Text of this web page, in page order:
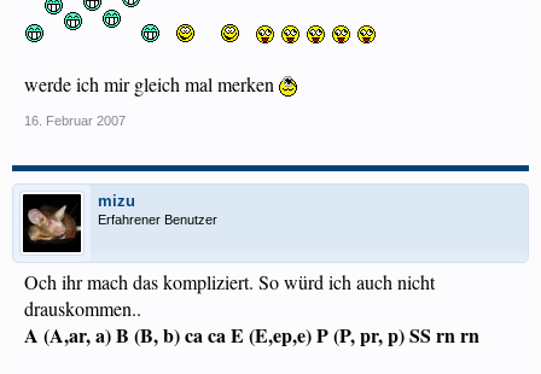
werde ich mir gleich mal merken
16. Februar 2007
mizu
Erfahrener Benutzer
Och ihr mach das kompliziert. So würd ich auch nicht
drauskommen..
A (A,ar, a) B (B, b) ca ca E (E,ep,e) P (P, pr, p) SS rn rn